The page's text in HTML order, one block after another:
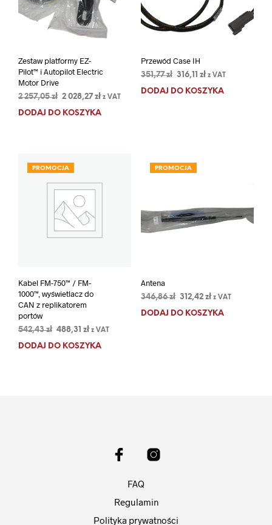
Zestaw platformy EZ-
Pilot™ i Autopilot Electric
Motor Drive
2 257,05zł Pierwotna
2 028,27 złAktualna
z VAT
DODAJ DO KOSZYKA
Przewód Case IH
351,77zł Pierwotna
316,11 złAktualna
z VAT
DODAJ DO KOSZYKA
PROMOCJA
Kabel FM-750™ / FM-
1000™, wyświetlacz do
CAN z replikatorem
portów
542,43zł Pierwotna
cena
488,31 złAktualna
cena
z VAT
DODAJ DO KOSZYKA
PROMOCJA
Antena
346,86zł Pierwotna
cena
312,42 złAktualna
cena
z VAT
DODAJ DO KOSZYKA
FAQ
Regulamin
Polityka prywatności